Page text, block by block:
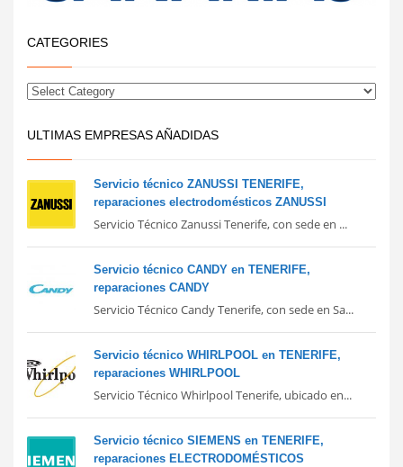
CATEGORIES
ULTIMAS EMPRESAS AÑADIDAS
Servicio técnico ZANUSSI TENERIFE,
reparaciones electrodomésticos ZANUSSI
Servicio Técnico Zanussi Tenerife, con sede en ...
Servicio técnico CANDY en TENERIFE,
reparaciones CANDY
Servicio Técnico Candy Tenerife, con sede en Sa...
Servicio técnico WHIRLPOOL en TENERIFE,
reparaciones WHIRLPOOL
Servicio Técnico Whirlpool Tenerife, ubicado en...
Servicio técnico SIEMENS en TENERIFE,
reparaciones ELECTRODOMÉSTICOS